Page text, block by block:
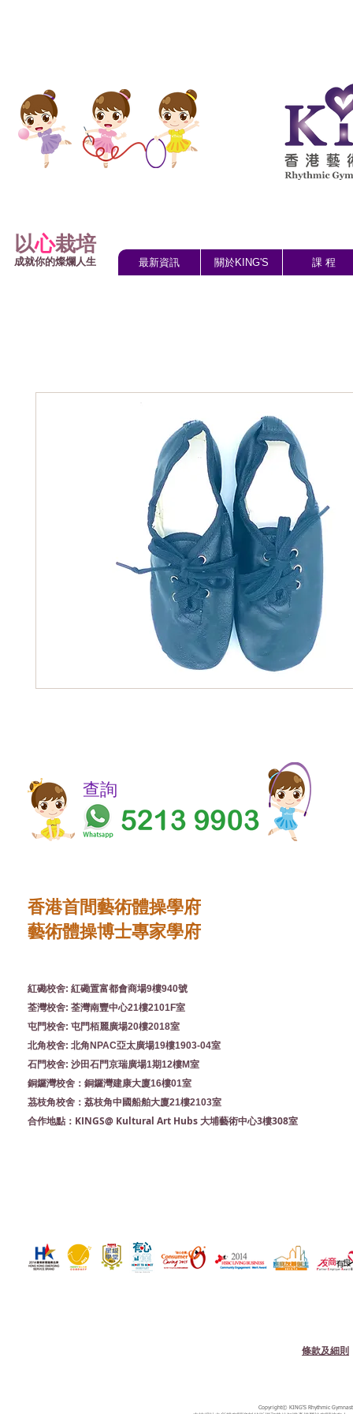
以心栽培
成就你的燦爛人生 最新資訊 關於KING'S 課 程
​​查詢
香港首間藝術體操學府
藝術體操博士專家學府
紅磡校舍: 紅磡置富都會商場9樓940號
荃灣校舍: 荃灣南豐中心21樓2101F室
屯門校舍: 屯門栢麗廣場20樓2018室
北角校舍: 北角NPAC亞太廣場19樓1903-04室
石門校舍: 沙田石門京瑞廣場1期12樓M室
銅鑼灣校舍：銅鑼灣建康大廈16樓01室
茘枝角校舍：荔枝角中國船舶大廈21樓2103室
合作地點： KINGS@ Kultural Art Hubs 大埔藝術中心3樓308室
條款及細則
Copyright© KING'S Rhythmic